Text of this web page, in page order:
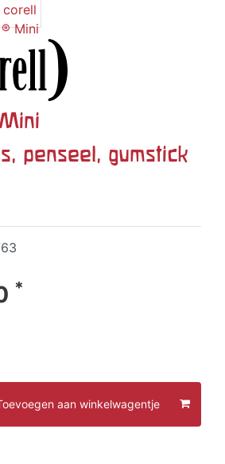
penseel, gumstick
*
aan winkelwagentje